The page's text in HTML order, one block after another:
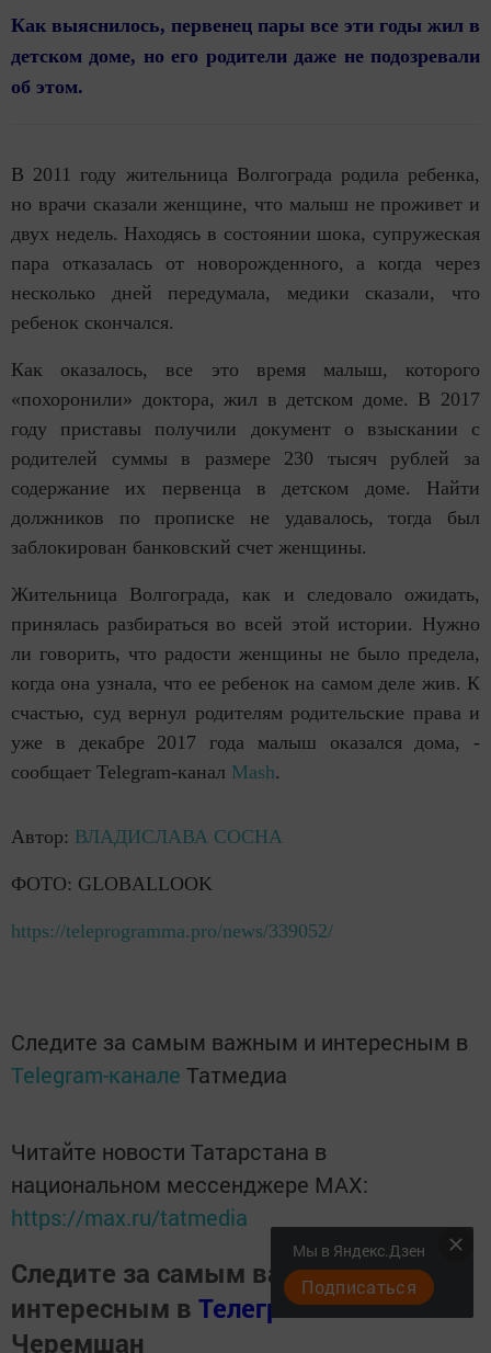
Как выяснилось, первенец пары все эти годы жил в
детском доме, но его родители даже не подозревали
об этом.
В 2011 году жительница Волгограда родила ребенка,
но врачи сказали женщине, что малыш не проживет и
двух недель. Находясь в состоянии шока, супружеская
пара отказалась от новорожденного, а когда через
несколько дней передумала, медики сказали, что
ребенок скончался.
Как оказалось, все это время малыш, которого
«похоронили» доктора, жил в детском доме. В 2017
году приставы получили документ о взыскании с
родителей суммы в размере 230 тысяч рублей за
содержание их первенца в детском доме. Найти
должников по прописке не удавалось, тогда был
заблокирован банковский счет женщины.
Жительница Волгограда, как и следовало ожидать,
принялась разбираться во всей этой истории. Нужно
ли говорить, что радости женщины не было предела,
когда она узнала, что ее ребенок на самом деле жив. К
счастью, суд вернул родителям родительские права и
уже в декабре 2017 года малыш оказался дома, -
сообщает Telegram-канал Mash.
Автор: ВЛАДИСЛАВА СОСНА
ФОТО: GLOBALLOOK
https://teleprogramma.pro/news/339052/
Следите за самым важным и интересным в
Telegram-канале Татмедиа
Читайте новости Татарстана в
национальном мессенджере MАХ:
https://max.ru/tatmedia
Следите за самым важным и
интересным в Телеграм каналеНаш
Черемшан
Мы в Яндекс.Дзен
Подписаться